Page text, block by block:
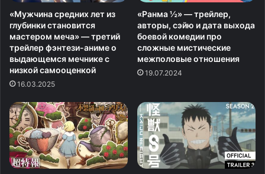
«Мужчина средних лет из
глубинки становится
мастером меча» — третий
трейлер фэнтези-аниме о
выдающемся мечнике с
низкой самооценкой
16.03.2025
«Ранма ½» — трейлер,
авторы, сэйю и дата выхода
боевой комедии про
сложные мистические
межполовые отношения
19.07.2024